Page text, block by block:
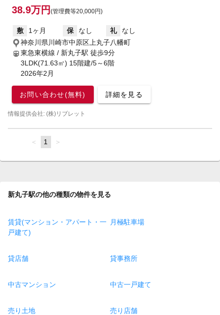
38.9万円 (管理費等20,000円)
敷 1ヶ月 保 なし 礼
なし
神奈川県川崎市中原区上丸子八幡町
東急東横線 / 新丸子駅 徒歩9分
3LDK(71.63㎡) 15階建/5～6階
2026年2月
お問い合わせ(無料) 詳細を見る
情報提供会社: (株)リブレット
page
You're
page
1 page
新丸子駅の他の種類の物件を見る
賃貸(マンション・アパート・一
戸建て)
月極駐車場
貸店舗 貸事務所
中古マンション 中古一戸建て
売り土地 売り店舗